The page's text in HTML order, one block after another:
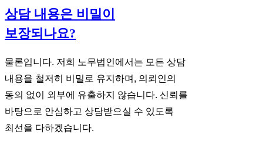
상담 내용은 비밀이
보장되나요?
물론입니다. 저희 노무법인에서는 모든 상담
내용을 철저히 비밀로 유지하며, 의뢰인의
동의 없이 외부에 유출하지 않습니다. 신뢰를
바탕으로 안심하고 상담받으실 수 있도록
최선을 다하겠습니다.